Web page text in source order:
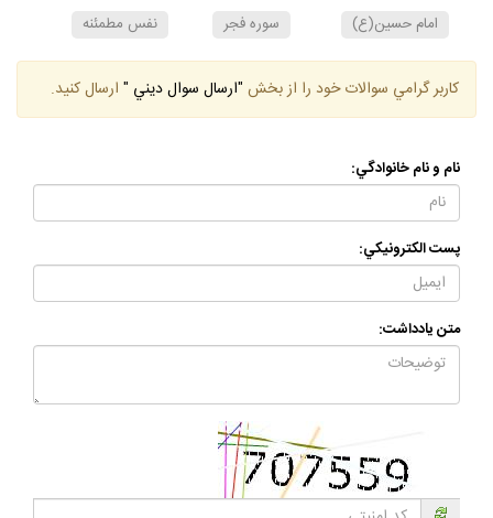
امام حسين(ع) سوره فجر نفس مطمئنه
كاربر گرامي سوالات خود را از بخش "ارسال سوال ديني " ارسال كنيد.
نام و نام خانوادگي:
پست الكترونيكي:
متن يادداشت: